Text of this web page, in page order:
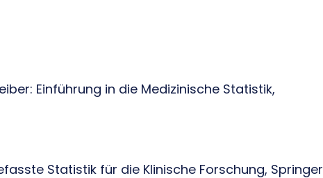
Einführung in die Medizinische Statistik,
Statistik für die Klinische Forschung, Springer